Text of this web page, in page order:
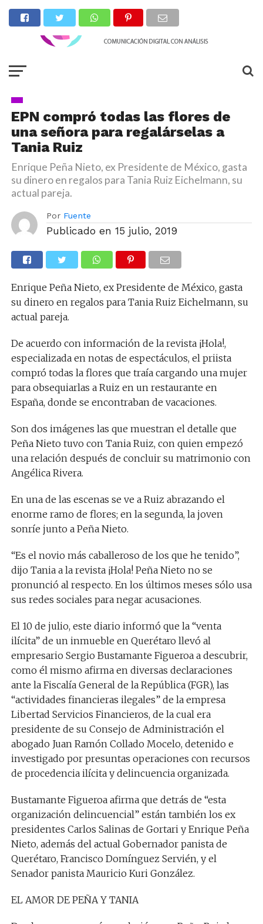
EPN compró todas las flores de
una señora para regalárselas a
Tania Ruiz
Enrique Peña Nieto, ex Presidente de México, gasta
su dinero en regalos para Tania Ruiz Eichelmann, su
actual pareja.
Por Fuente
Publicado en 15 julio, 2019
Enrique Peña Nieto, ex Presidente de México, gasta
su dinero en regalos para Tania Ruiz Eichelmann, su
actual pareja.
De acuerdo con información de la revista ¡Hola!,
especializada en notas de espectáculos, el priista
compró todas la flores que traía cargando una mujer
para obsequiarlas a Ruiz en un restaurante en
España, donde se encontraban de vacaciones.
Son dos imágenes las que muestran el detalle que
Peña Nieto tuvo con Tania Ruiz, con quien empezó
una relación después de concluir su matrimonio con
Angélica Rivera.
En una de las escenas se ve a Ruiz abrazando el
enorme ramo de flores; en la segunda, la joven
sonríe junto a Peña Nieto.
“Es el novio más caballeroso de los que he tenido”,
dijo Tania a la revista ¡Hola! Peña Nieto no se
pronunció al respecto. En los últimos meses sólo usa
sus redes sociales para negar acusaciones.
El 10 de julio, este diario informó que la “venta
ilícita” de un inmueble en Querétaro llevó al
empresario Sergio Bustamante Figueroa a descubrir,
como él mismo afirma en diversas declaraciones
ante la Fiscalía General de la República (FGR), las
“actividades financieras ilegales” de la empresa
Libertad Servicios Financieros, de la cual era
presidente de su Consejo de Administración el
abogado Juan Ramón Collado Mocelo, detenido e
investigado por presuntas operaciones con recursos
de procedencia ilícita y delincuencia organizada.
Bustamante Figueroa afirma que detrás de “esta
organización delincuencial” están también los ex
presidentes Carlos Salinas de Gortari y Enrique Peña
Nieto, además del actual Gobernador panista de
Querétaro, Francisco Domínguez Servién, y el
Senador panista Mauricio Kuri González.
EL AMOR DE PEÑA Y TANIA